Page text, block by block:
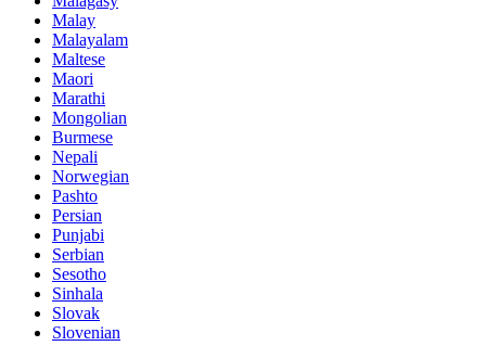
Malay
Malayalam
Maltese
Maori
Marathi
Mongolian
Burmese
Nepali
Norwegian
Pashto
Persian
Punjabi
Serbian
Sesotho
Sinhala
Slovak
Slovenian